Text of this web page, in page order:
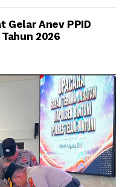
Gelar Anev PPID
2026